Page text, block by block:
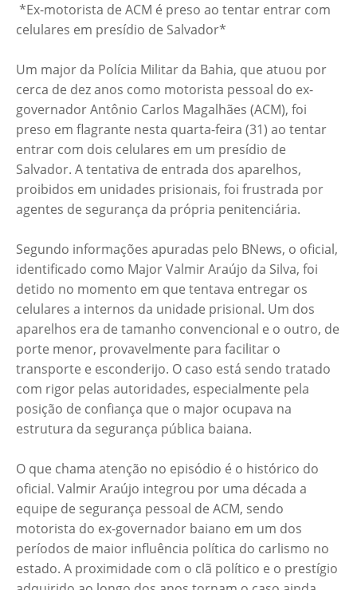
*Ex-motorista de ACM é preso ao tentar entrar com
celulares em presídio de Salvador*
Um major da Polícia Militar da Bahia, que atuou por
cerca de dez anos como motorista pessoal do ex-
governador Antônio Carlos Magalhães (ACM), foi
preso em flagrante nesta quarta-feira (31) ao tentar
entrar com dois celulares em um presídio de
Salvador. A tentativa de entrada dos aparelhos,
proibidos em unidades prisionais, foi frustrada por
agentes de segurança da própria penitenciária.
Segundo informações apuradas pelo BNews, o oficial,
identificado como Major Valmir Araújo da Silva, foi
detido no momento em que tentava entregar os
celulares a internos da unidade prisional. Um dos
aparelhos era de tamanho convencional e o outro, de
porte menor, provavelmente para facilitar o
transporte e esconderijo. O caso está sendo tratado
com rigor pelas autoridades, especialmente pela
posição de confiança que o major ocupava na
estrutura da segurança pública baiana.
O que chama atenção no episódio é o histórico do
oficial. Valmir Araújo integrou por uma década a
equipe de segurança pessoal de ACM, sendo
motorista do ex-governador baiano em um dos
períodos de maior influência política do carlismo no
estado. A proximidade com o clã político e o prestígio